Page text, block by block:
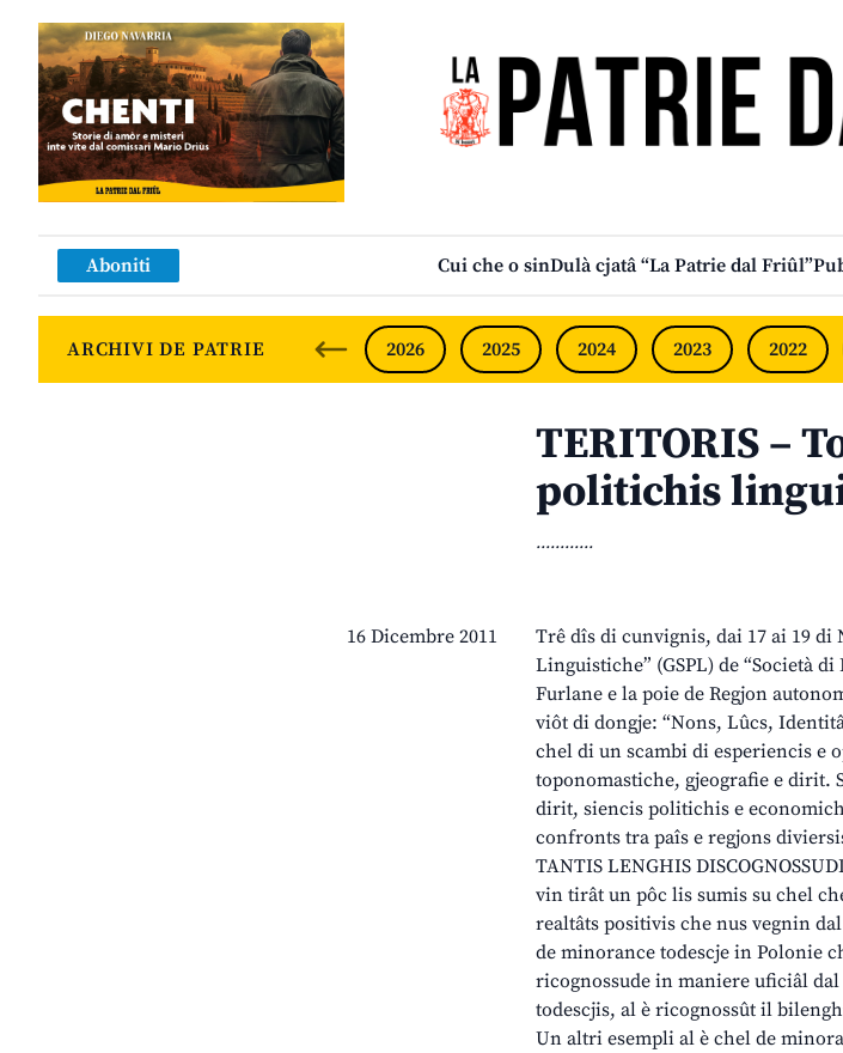
Aboniti Cui che o sinDulà cjatâ “La Patrie dal Friûl”
ARCHIVI DE PATRIE 2026 2025 2024 2023 2022
TERITORIS –
politichis
............
16 Dicembre 2011
Trê dîs di cunvignis, dai 17 ai 19 di
Linguistiche” (GSPL) de “Società
Furlane e la poie de Regjon
viôt di dongje: “Nons, Lûcs,
chel di un scambi di esperiencis
toponomastiche, gjeografie e dirit.
dirit, siencis politichis e
confronts tra paîs e regjons
TANTIS LENGHIS
vin tirât un pôc lis sumis su chel
realtâts positivis che nus vegnin
de minorance todescje in Polonie
ricognossude in maniere uficiâl
todescjis, al è ricognossût il
Un altri esempli al è chel de